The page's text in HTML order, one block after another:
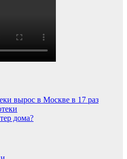
вырос в Москве в 17 раз
дома?